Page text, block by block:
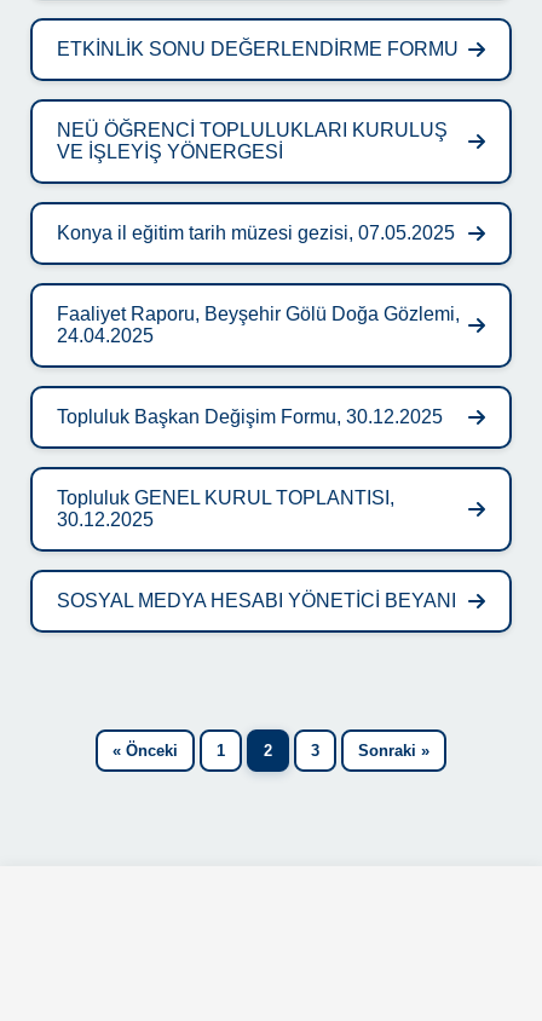
ETKİNLİK SONU DEĞERLENDİRME FORMU
NEÜ ÖĞRENCİ TOPLULUKLARI KURULUŞ
VE İŞLEYİŞ YÖNERGESİ
Konya il eğitim tarih müzesi gezisi, 07.05.2025
Faaliyet Raporu, Beyşehir Gölü Doğa Gözlemi,
24.04.2025
Topluluk Başkan Değişim Formu, 30.12.2025
Topluluk GENEL KURUL TOPLANTISI,
30.12.2025
SOSYAL MEDYA HESABI YÖNETİCİ BEYANI
« Önceki 1 2 3 Sonraki »